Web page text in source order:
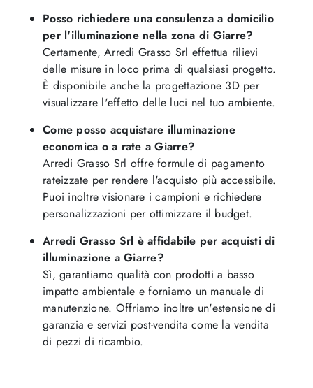
Posso richiedere una consulenza a domicilio
per l'illuminazione nella zona di Giarre?
Certamente, Arredi Grasso Srl effettua rilievi
delle misure in loco prima di qualsiasi progetto.
È disponibile anche la progettazione 3D per
visualizzare l'effetto delle luci nel tuo ambiente.
Come posso acquistare illuminazione
economica o a rate a Giarre?
Arredi Grasso Srl offre formule di pagamento
rateizzate per rendere l'acquisto più accessibile.
Puoi inoltre visionare i campioni e richiedere
personalizzazioni per ottimizzare il budget.
Arredi Grasso Srl è affidabile per acquisti di
illuminazione a Giarre?
Sì, garantiamo qualità con prodotti a basso
impatto ambientale e forniamo un manuale di
manutenzione. Offriamo inoltre un'estensione di
garanzia e servizi post-vendita come la vendita
di pezzi di ricambio.